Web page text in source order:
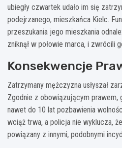
ubiegły czwartek udało im się
podejrzanego, mieszkańca Kielc.
przeszukania jego mieszkania
zniknął w połowie marca, i zwrócili
Konsekwencje
Zatrzymany mężczyzna usłyszał
Zgodnie z obowiązującym prawem,
nawet do 10 lat pozbawienia
wciąż trwa, a policja nie wyklucza,
powiązany z innymi, podobnymi